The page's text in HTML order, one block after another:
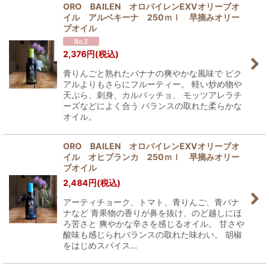
ORO BAILEN オロバイレンEXVオリーブオ
イル アルベキーナ 250ｍｌ 早摘みオリー
ブオイル
2,376円(税込)
青りんごと熟れたバナナの爽やかな風味で ピク
アルよりもさらにフルーティー。 軽い炒め物や
天ぷら、刺身、カルパッチョ、 モッツアレラチ
ーズなどによく合う バランスの取れた柔らかな
オイル。
ORO BAILEN オロバイレンEXVオリーブオ
イル オヒブランカ 250ｍｌ 早摘みオリー
ブオイル
2,484円(税込)
アーティチョーク、トマト、青りんご、青バナ
ナなど 青果物の香りが鼻を抜け、のど越しにほ
ろ苦さと 爽やかな辛さを感じるオイル。 甘さや
酸味も感じられバランスの取れた味わい。 胡椒
をはじめスパイス…